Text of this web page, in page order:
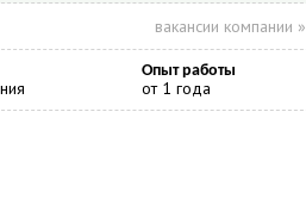
вакансии компании »
Опыт работы
от 1 года